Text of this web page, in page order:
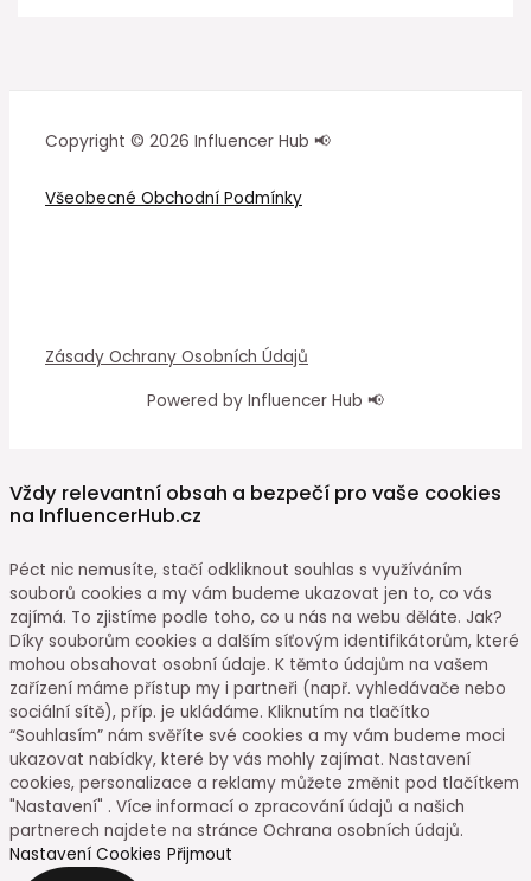
Copyright © 2026 Influencer Hub 📢
Všeobecné Obchodní Podmínky
Zásady Ochrany Osobních Údajů
Powered by Influencer Hub 📢
Vždy relevantní obsah a bezpečí pro vaše cookies
na InfluencerHub.cz
Péct nic nemusíte, stačí odkliknout souhlas s využíváním
souborů cookies a my vám budeme ukazovat jen to, co vás
zajímá. To zjistíme podle toho, co u nás na webu děláte. Jak?
Díky souborům cookies a dalším síťovým identifikátorům, které
mohou obsahovat osobní údaje. K těmto údajům na vašem
zařízení máme přístup my i partneři (např. vyhledávače nebo
sociální sítě), příp. je ukládáme. Kliknutím na tlačítko
“Souhlasím” nám svěříte své cookies a my vám budeme moci
ukazovat nabídky, které by vás mohly zajímat. Nastavení
cookies, personalizace a reklamy můžete změnit pod tlačítkem
"Nastavení" . Více informací o zpracování údajů a našich
partnerech najdete na stránce Ochrana osobních údajů.
Nastavení Cookies Přijmout